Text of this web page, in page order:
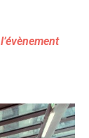
l’évènement